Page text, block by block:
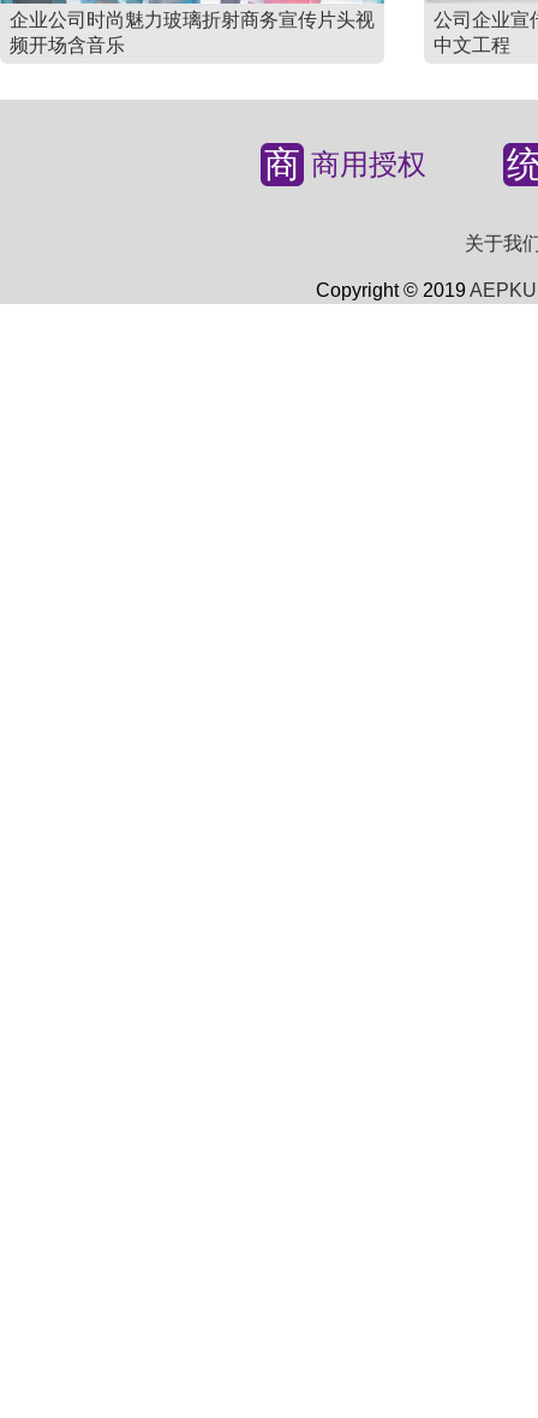
企业公司时尚魅力玻璃折射商务宣传片头视
频开场含音乐
公司企业宣
中文工程
商 商用授权
关于我
Copyright © 2019